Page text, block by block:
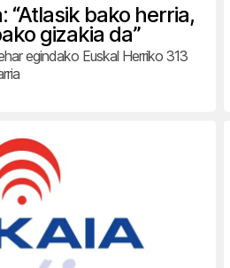
“Atlasik bako herria,
gizakia da”
egindako Euskal Herriko 313